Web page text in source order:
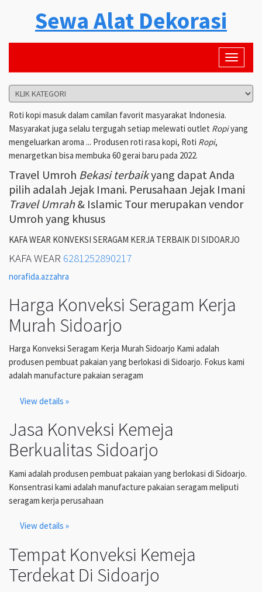
Sewa Alat Dekorasi
Toggle
Roti kopi masuk dalam camilan favorit masyarakat Indonesia.
Masyarakat juga selalu tergugah setiap melewati outlet Ropiyang
mengeluarkan aroma ... Produsen roti rasa kopi, Roti Ropi,
menargetkan bisa membuka 60 gerai baru pada 2022.
Travel Umroh Bekasi terbaikyang dapat Anda
pilih adalah Jejak Imani. Perusahaan Jejak Imani
Travel Umrah& Islamic Tour merupakan vendor
Umroh yang khusus
KAFA WEAR KONVEKSI SERAGAM KERJA TERBAIK DI SIDOARJO
KAFA WEAR 6281252890217
norafida.azzahra
Harga Konveksi Seragam Kerja
Murah Sidoarjo
Harga Konveksi Seragam Kerja Murah Sidoarjo Kami adalah
produsen pembuat pakaian yang berlokasi di Sidoarjo. Fokus kami
adalah manufacture pakaian seragam
View details »
Jasa Konveksi Kemeja
Berkualitas Sidoarjo
Kami adalah produsen pembuat pakaian yang berlokasi di Sidoarjo.
Konsentrasi kami adalah manufacture pakaian seragam meliputi
seragam kerja perusahaan
View details »
Tempat Konveksi Kemeja
Terdekat Di Sidoarjo